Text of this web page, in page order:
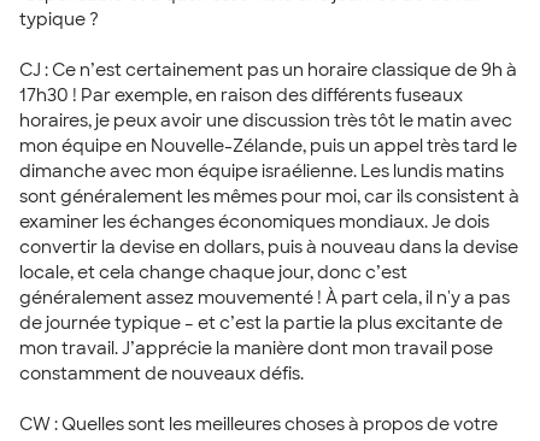
typique ?
CJ : Ce n’est certainement pas un horaire classique de 9h à
17h30 ! Par exemple, en raison des différents fuseaux
horaires, je peux avoir une discussion très tôt le matin avec
mon équipe en Nouvelle-Zélande, puis un appel très tard le
dimanche avec mon équipe israélienne. Les lundis matins
sont généralement les mêmes pour moi, car ils consistent à
examiner les échanges économiques mondiaux. Je dois
convertir la devise en dollars, puis à nouveau dans la devise
locale, et cela change chaque jour, donc c’est
généralement assez mouvementé ! À part cela, il n'y a pas
de journée typique – et c’est la partie la plus excitante de
mon travail. J’apprécie la manière dont mon travail pose
constamment de nouveaux défis.
CW : Quelles sont les meilleures choses à propos de votre